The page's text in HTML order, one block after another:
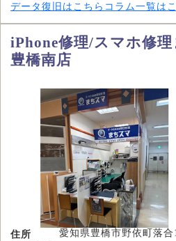
データ復旧はこちら コラム一覧は
iPhone修理/スマホ修
豊橋南店
住所
愛知県豊橋市野依町落